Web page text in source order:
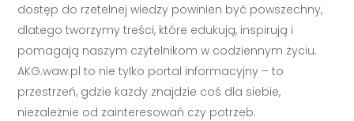
dostęp do rzetelnej wiedzy powinien być powszechny,
dlatego tworzymy treści, które edukują, inspirują i
pomagają naszym czytelnikom w codziennym życiu.
AKG.waw.pl to nie tylko portal informacyjny – to
przestrzeń, gdzie każdy znajdzie coś dla siebie,
niezależnie od zainteresowań czy potrzeb.